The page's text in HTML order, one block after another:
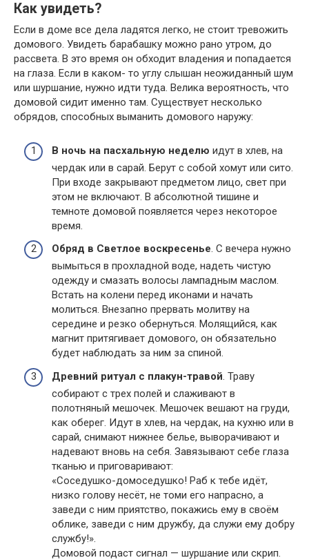
Как увидеть?
Если в доме все дела ладятся легко, не стоит тревожить
домового. Увидеть барабашку можно рано утром, до
рассвета. В это время он обходит владения и попадается
на глаза. Если в каком- то углу слышан неожиданный шум
или шуршание, нужно идти туда. Велика вероятность, что
домовой сидит именно там. Существует несколько
обрядов, способных выманить домового наружу:
В ночь на пасхальную неделю идут в хлев, на
чердак или в сарай. Берут с собой хомут или сито.
При входе закрывают предметом лицо, свет при
этом не включают. В абсолютной тишине и
темноте домовой появляется через некоторое
время.
Обряд в Светлое воскресенье. С вечера нужно
вымыться в прохладной воде, надеть чистую
одежду и смазать волосы лампадным маслом.
Встать на колени перед иконами и начать
молиться. Внезапно прервать молитву на
середине и резко обернуться. Молящийся, как
магнит притягивает домового, он обязательно
будет наблюдать за ним за спиной.
Древний ритуал с плакун-травой . Траву
собирают с трех полей и слаживают в
полотняный мешочек. Мешочек вешают на груди,
как оберег. Идут в хлев, на чердак, на кухню или в
сарай, снимают нижнее белье, выворачивают и
надевают вновь на себя. Завязывают себе глаза
тканью и приговаривают:
«Соседушко-домоседушко! Раб к тебе идёт,
низко голову несёт, не томи его напрасно, а
заведи с ним приятство, покажись ему в своём
облике, заведи с ним дружбу, да служи ему добру
службу!».
Домовой подаст сигнал — шуршание или скрип.